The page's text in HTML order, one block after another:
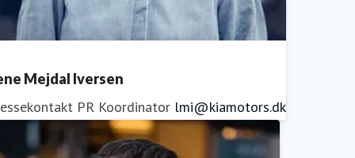
Mejdal Iversen
PR Koordinator lmi@kiamotors.dk